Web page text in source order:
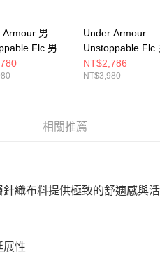
Armour 男
Flc 男 連
1379806-001
Under Armour
Unstoppable Flc
帽外套
NT$2,786
NT$3,980
相關推薦
織布料提供極致的舒適感與活
展性